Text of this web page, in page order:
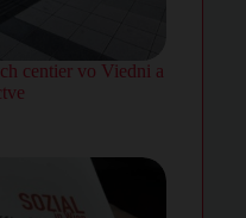
centier vo Viedni a